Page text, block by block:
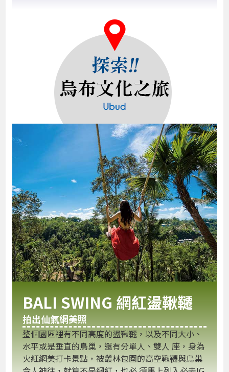
BALI SWING 網紅盪鞦韆
拍出仙氣網美照
整個園區裡有不同高度的盪鞦韆，以及不同大小、
水平或是垂直的鳥巢，還有分單人、雙人 座，身為
火紅網美打卡景點，被叢林包圍的高空鞦韆與鳥巢